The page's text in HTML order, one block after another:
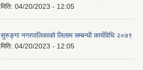
मिति: 04/20/2023 - 12:05
सुरुङ्गा नगरपालिकाको लिलाम सम्बन्धी कार्यविधि २०७९
मिति: 04/20/2023 - 12:05